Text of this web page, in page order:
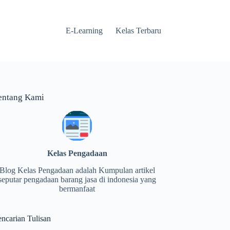
E-Learning Kelas Terbaru
Kami
Kelas Pengadaan
Kelas Pengadaan adalah Kumpulan artikel
pengadaan barang jasa di indonesia yang
bermanfaat
Tulisan